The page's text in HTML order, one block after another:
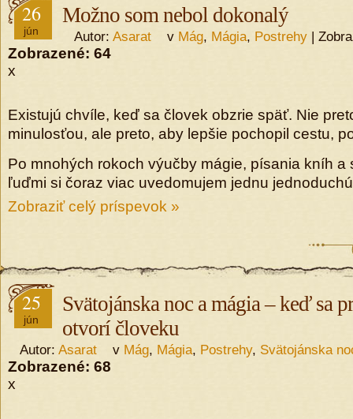
26
jún
Možno som nebol dokonalý
Autor: Asarat v Mág, Mágia, Postrehy |
Zobrazené: 64
x
Existujú chvíle, keď sa človek obzrie späť. Nie
minulosťou, ale preto, aby lepšie pochopil cestu,
Po mnohých rokoch výučby mágie, písania kníh a
ľuďmi si čoraz viac uvedomujem jednu
Zobraziť celý príspevok »
25
jún
Svätojánska noc a mágia – keď sa
otvorí človeku
Autor: Asarat v Mág, Mágia, Postrehy, Svätojánska
Zobrazené: 68
x